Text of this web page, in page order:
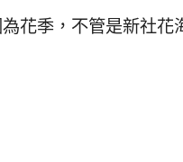
花季，不管是新社花